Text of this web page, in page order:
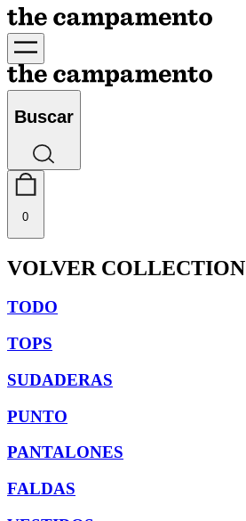
Buscar
0
VOLVER COLLECTION
TODO
TOPS
SUDADERAS
PUNTO
PANTALONES
FALDAS